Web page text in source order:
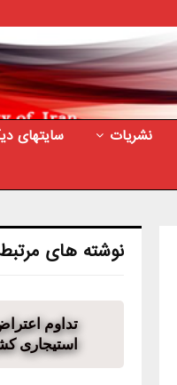
نشریات سایتهای
نوشته های
تداوم
استیجاری